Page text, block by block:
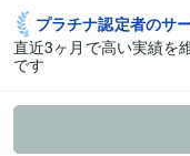
プラチナ認定者のサ
直近3ヶ月で高い実績を
です